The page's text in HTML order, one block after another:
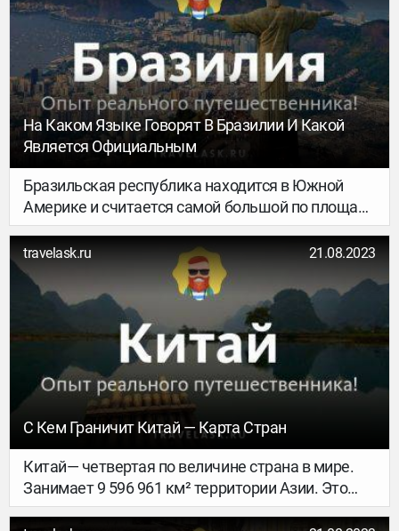
специальный Телеграм-канал, посвященный
путешествиям и жизни в Португалии, там
русские туристы и ребята, переехавшие на ПМЖ,
отвечают на популярные вопросы и помогают
тем, кто собирается в путешествие!
На Каком Языке Говорят В Бразилии И Какой
Является Официальным
Бразильская республика находится в Южной
Америке и считается самой большой по площади
и количеству жителей на всем континенте. Здесь
насчитывается около 215 миллионов человек.
Население страны многонационально, большую
часть его представляют бразильцы различного
происхождения: европейского, азиатского,
африканского. Также на территории государства
проживают коренные жители Южной Америки —
индейцы. Сегодня вы узнаете, на каком языке
говорят в Бразилии, какой считается
официальным, а также о судьбе диалектов
аборигенов этого материка.
travelask.ru 21.08.2023
С Кем Граничит Китай — Карта Стран
Китай— четвертая по величине страна в мире.
Занимает 9 596 961 км² территории Азии. Это
гораздо больше, чем площадь целого материка